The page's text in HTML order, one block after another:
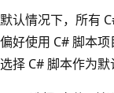
默认情况下，所有
偏好使用 C# 脚本
选择 C# 脚本作为默